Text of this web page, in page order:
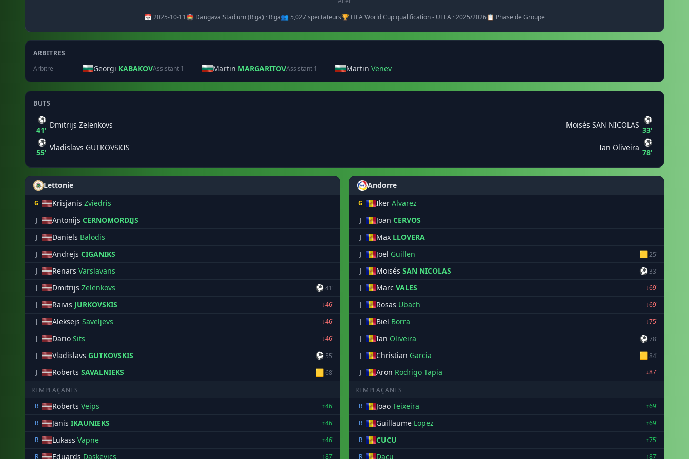
📅 2025-10-11🏟️ Daugava Stadium (Riga) · Riga👥 5,027 spectateurs🏆 FIFA World Cup qualification - UEFA · 2025/2026📋 Phase de Groupe
ARBITRES
Arbitre
Georgi KABAKOVAssistant 1 Martin MARGARITOVAssistant 1 Martin Venev
BUTS
⚽
41'
Dmitrijs Zelenkovs
⚽
55'
Vladislavs GUTKOVSKIS
Moisés SAN NICOLAS
⚽
33'
Ian Oliveira
⚽
78'
Lettonie
G Krisjanis Zviedris
J Antonijs CERNOMORDIJS
J Daniels Balodis
J Andrejs CIGANIKS
J Renars Varslavans
J Dmitrijs Zelenkovs ⚽41'
J
Raivis JURKOVSKIS
↓46'
J
Aleksejs Saveljevs
↓46'
J
Dario Sits
↓46'
J
Vladislavs GUTKOVSKIS ⚽ 55'
J
Roberts SAVALNIEKS 🟨68'
REMPLAÇANTS
R
Roberts Veips
↑46'
R
Jānis IKAUNIEKS
↑46'
R
Lukass Vapne
↑46'
R
Eduards Daskevics ↑87'
Andorre
G Iker Alvarez
J Joan CERVOS
J Max LLOVERA
J Joel Guillen 🟨25'
J
Moisés SAN NICOLAS ⚽33'
J
Marc VALES
↓69'
J
Rosas Ubach
↓69'
J
Biel Borra
↓75'
J
Ian Oliveira ⚽78'
J
Christian Garcia 🟨84'
J
Aron Rodrigo Tapia ↓87'
REMPLAÇANTS
R
Joao Teixeira
↑69'
R
Guillaume Lopez
↑69'
R
CUCU
↑75'
R
Dacu ↑87'